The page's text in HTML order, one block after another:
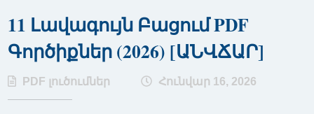
11 Լավագույն Բացում PDF
Գործիքներ (2026) [ԱՆՎՃԱՐ]
PDF լուծումներ Հունվար 16, 2026